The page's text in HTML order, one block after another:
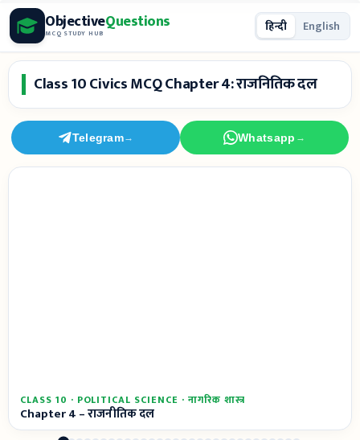
Skip
to
content
ObjectiveQuestions
MCQ STUDY HUB हिन्दी English
Class 10 Civics MCQ Chapter 4: राजनितिक दल
Telegram→ Whatsapp →
CLASS 10 · POLITICAL SCIENCE · नागरिक शास्त्र
Chapter 4 – राजनीतिक दल